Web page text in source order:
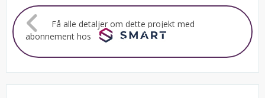
Få alle detaljer om dette projekt med
abonnement hos